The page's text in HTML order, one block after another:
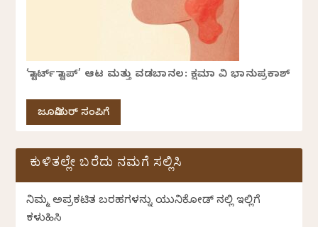
‘ಸ್ಟಾರ್ಟ್ ಸ್ಟಾಪ್’ ಆಟ ಮತ್ತು ವಡಬಾನಲ: ಕ್ಷಮಾ ವಿ ಭಾನುಪ್ರಕಾಶ್
ಜೂನಿಯರ್ ಸಂಪಿಗೆ
ಕುಳಿತಲ್ಲೇ ಬರೆದು ನಮಗೆ ಸಲ್ಲಿಸಿ
ನಿಮ್ಮ ಅಪ್ರಕಟಿತ ಬರಹಗಳನ್ನು ಯುನಿಕೋಡ್ ನಲ್ಲಿ ಇಲ್ಲಿಗೆ
ಕಳುಹಿಸಿ